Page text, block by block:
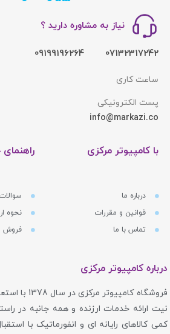
نیاز به مشاوره دارید ؟
07132317242
09199196264
ساعت کاری
پست الکترونیکی
info@markazi.co
با کامپیوتر مرکزی
درباره ما
قوانین و مقررات
تماس با ما
نحوه
فروش
درباره کامپیوتر مرکزی
فروشگاه
نیت ارائه خدمات ارزنده و همه جانبه در
کمی کالاهای رایانه ای و انفورماتیک با